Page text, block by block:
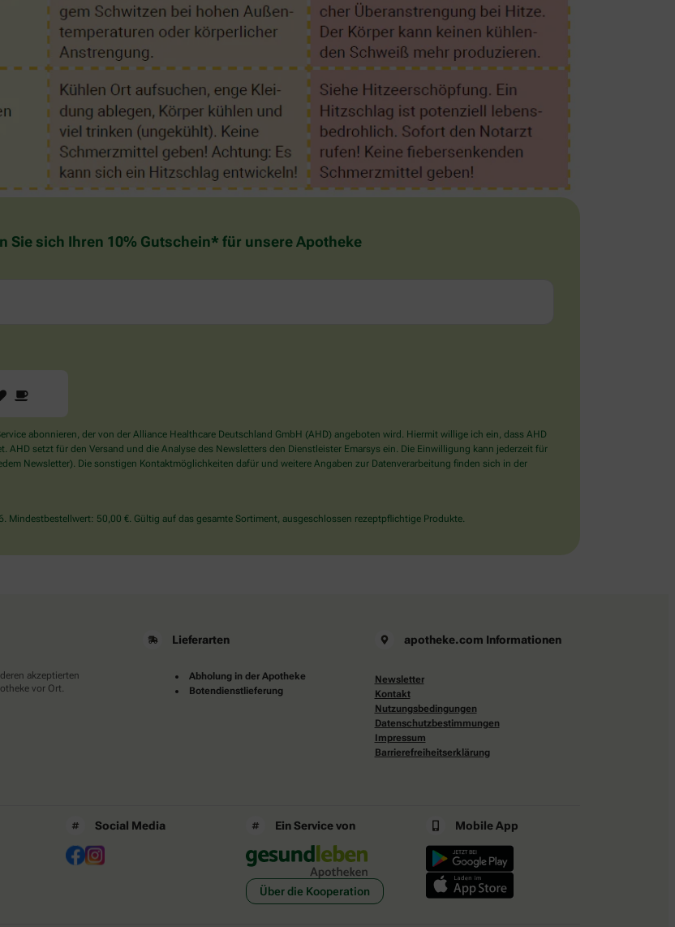
Sie sich Ihren 10% Gutschein* für unsere Apotheke
2
abonnieren, der von der Alliance Healthcare Deutschland GmbH (AHD) angeboten wird. Hiermit willige ich ein, dass AHD
AHD setzt für den Versand und die Analyse des Newsletters den Dienstleister Emarsys ein. Die Einwilligung kann jederzeit für
Newsletter). Die sonstigen Kontaktmöglichkeiten dafür und weitere Angaben zur Datenverarbeitung finden sich in der
50,00 €. Gültig auf das gesamte Sortiment, ausgeschlossen rezeptpflichtige Produkte.
akzeptierten
vor Ort.
Lieferarten
Abholung in der Apotheke
Botendienstlieferung
apotheke.com Informationen
Newsletter
Kontakt
Nutzungsbedingungen
Datenschutzbestimmungen
Impressum
Barrierefreiheitserklärung
Social Media Ein Service von
Über die Kooperation
Mobile App